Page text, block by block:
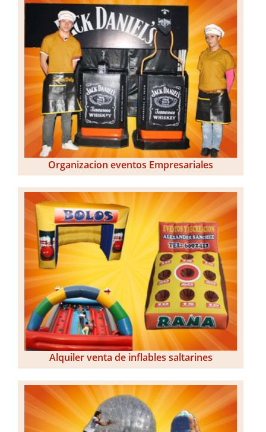
Organizacion eventos Empresariales
Alquiler venta de inflables saltarines